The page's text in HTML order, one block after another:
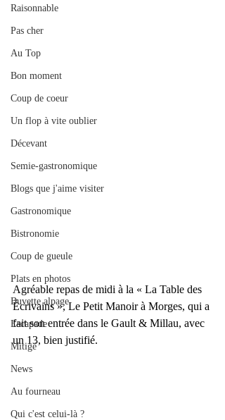
Raisonnable
Pas cher
Au Top
Bon moment
Coup de coeur
Un flop à vite oublier
Décevant
Semie-gastronomique
Blogs que j'aime visiter
Gastronomique
Bistronomie
Coup de gueule
Plats en photos
Buvette alpage
Escapade
Mitigé
News
Au fourneau
Qui c'est celui-là ?
Agréable repas de midi à la « La Table des
Écrivains », Le Petit Manoir à Morges, qui a
fait son entrée dans le Gault & Millau, avec
un 13, bien justifié.